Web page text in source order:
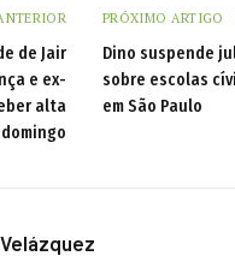
de Jair
e ex-
alta
PRÓXIMO ARTIGO
Dino suspende
sobre escolas
em São Paulo